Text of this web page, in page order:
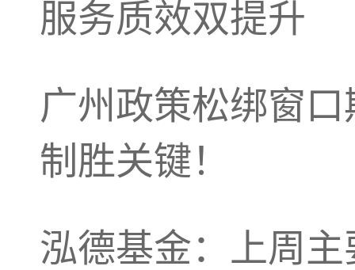
服务质效双提升
广州政策松绑窗
制胜关键！
泓德基金：上周